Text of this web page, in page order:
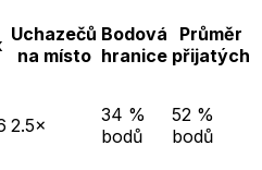
Uchazečů
na místo
Bodová
hranice
Průměr
přijatých
2.5×
34 %
bodů
52 %
bodů